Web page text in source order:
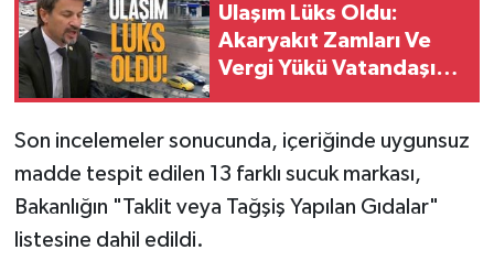
Ulaşım Lüks Oldu:
Akaryakıt Zamları Ve
Vergi Yükü Vatandaşı
Son incelemeler sonucunda, içeriğinde uygunsuz
madde tespit edilen 13 farklı sucuk markası,
Bakanlığın "Taklit veya Tağşiş Yapılan Gıdalar"
listesine dahil edildi.